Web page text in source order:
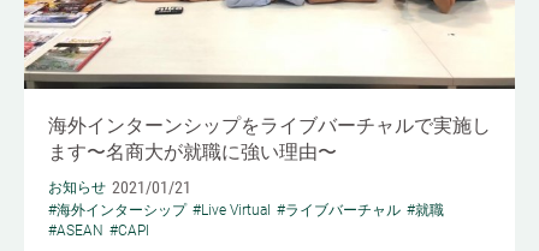
海外インターンシップをライブバーチャルで実施し
ます〜名商大が就職に強い理由〜
お知らせ 2021/01/21
#海外インターシップ #Live Virtual #ライブバーチャル #就職
#ASEAN #CAPI